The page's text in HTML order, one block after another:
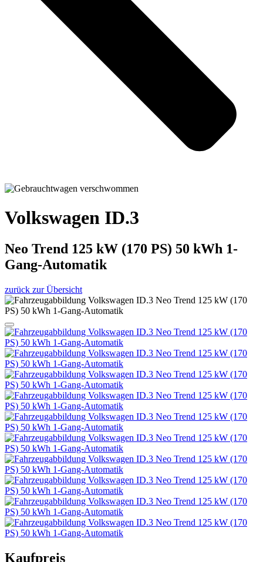
Volkswagen ID.3
Neo Trend 125 kW (170 PS) 50 kWh 1-
Gang-Automatik
zurück zur Übersicht
Kaufpreis